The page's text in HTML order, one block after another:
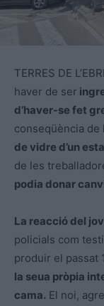
TERRES DE
haver de ser
d’haver-se fet
conseqüència de
de vidre d’un
de les
podia donar
La reacció del
policials com
produir el passat
la seua pròpia
cama. El noi,